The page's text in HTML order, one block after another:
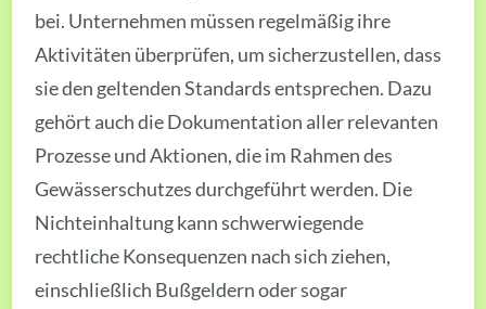
bei. Unternehmen müssen regelmäßig ihre
Aktivitäten überprüfen, um sicherzustellen, dass
sie den geltenden Standards entsprechen. Dazu
gehört auch die Dokumentation aller relevanten
Prozesse und Aktionen, die im Rahmen des
Gewässerschutzes durchgeführt werden. Die
Nichteinhaltung kann schwerwiegende
rechtliche Konsequenzen nach sich ziehen,
einschließlich Bußgeldern oder sogar